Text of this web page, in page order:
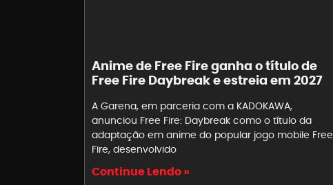
Anime de Free Fire ganha o título de
Free Fire Daybreak e estreia em 2027
A Garena, em parceria com a KADOKAWA,
anunciou Free Fire: Daybreak como o título da
adaptação em anime do popular jogo mobile Free
Fire, desenvolvido
Continue Lendo »